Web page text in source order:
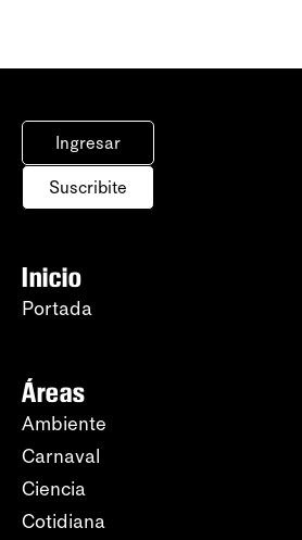
Ingresar
Suscribite
Inicio
Portada
Áreas
Ambiente
Carnaval
Ciencia
Cotidiana